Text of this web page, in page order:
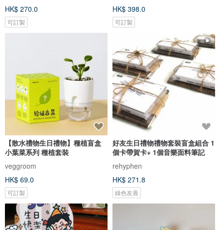
HK$ 270.0
可訂製
HK$ 398.0
可訂製
【散水禮物生日禮物】種植盲盒
小葉菜系列 種植套裝
veggroom
HK$ 69.0
可訂製
好友生日禮物禮物套裝盲盒組合 1
個卡帶賀卡+ 1個音樂面料筆記
rehyphen
HK$ 271.8
綠色友善